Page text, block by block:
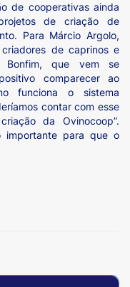
de cooperativas ainda
de criação de
Para Márcio Argolo,
de caprinos e
que vem se
comparecer ao
funciona o sistema
contar com esse
da Ovinocoop”.
importante para que o